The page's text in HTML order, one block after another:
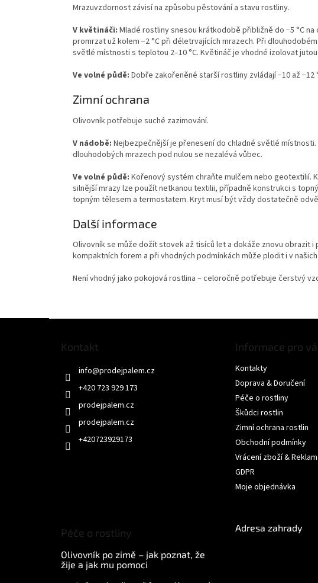
Mrazuvzdornost závisí na způsobu pěstování a stavu rostliny.
V květináči: Mladé rostliny snesou krátkodobě přibližně do −5 °C
promrzat už kolem −2 °C při déletrvajících mrazech. Při
světlé místnosti s teplotou 2–10 °C. Květináč je vhodné izolovat
Ve volné půdě: Dobře zakořeněné starší rostliny zvládají −10 až
Zimní ochrana
Olivovník potřebuje suché zazimování.
V nádobě: Nejbezpečnější je přenesení do chladné světlé
dlouhodobých mrazech pod nulou se nezalévá vůbec.
Ve volné půdě: Kořenový systém chraňte mulčem nebo geotextilií.
silnější mrazy lze použít netkanou textilii, případně konstrukci s
topným tělesem a termostatem. Kryt musí být vždy dostatečně
Další informace
Olivovník se může dožít stovek až tisíců let a dokáže znovu obrazit
kompaktních forem a při vhodných podmínkách může plodit i v
Není vhodný jako pokojová rostlina – celoročně potřebuje čerstvý
Kontakt
info@prodejpalem.cz
+420 723 929 173
prodejpalem.cz
+420723929173
Informace pro
Kontakty
Doprava & Doručení
Péče o rostliny
Škůdci rostlin
Zimní ochrana rostlin
Obchodní podmínky
Vrácení zboží &
GDPR
Moje objednávka
Péče o rostliny
Olivovník po zimě – jak poznat, že
žije a jak mu pomoci
Adresa zahrady